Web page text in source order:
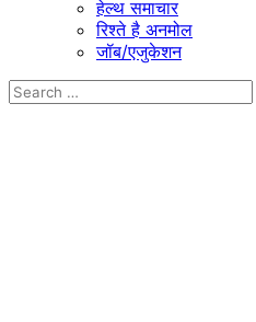
हेल्थ समाचार
रिश्ते है अनमोल
जॉब/एजुकेशन
Search